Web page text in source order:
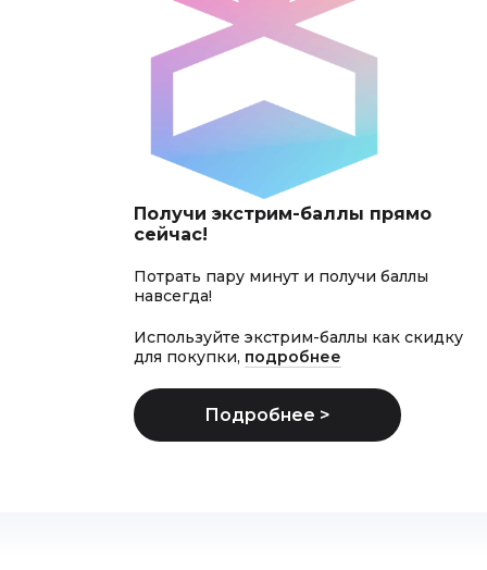
Получи экстрим-баллы прямо
сейчас!
Потрать пару минут и получи баллы
навсегда!
Используйте экстрим-баллы как скидку
для покупки, подробнее